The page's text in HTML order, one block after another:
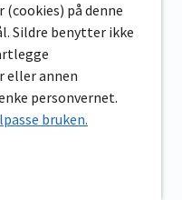
på denne
Sildre benytter ikke
eller annen
personvernet.
bruken.